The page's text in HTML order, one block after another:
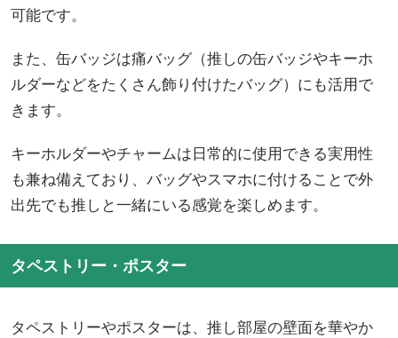
可能です。
また、缶バッジは痛バッグ（推しの缶バッジやキーホ
ルダーなどをたくさん飾り付けたバッグ）にも活用で
きます。
キーホルダーやチャームは日常的に使用できる実用性
も兼ね備えており、バッグやスマホに付けることで外
出先でも推しと一緒にいる感覚を楽しめます。
タペストリー・ポスター
タペストリーやポスターは、推し部屋の壁面を華やか